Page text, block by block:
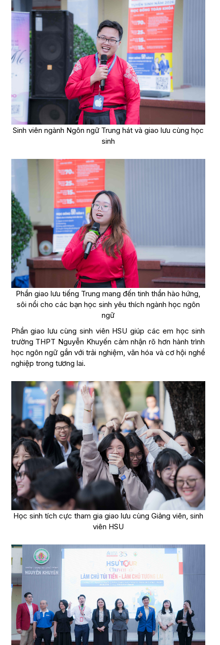
Sinh viên ngành Ngôn ngữ Trung hát và giao lưu cùng học
sinh
Phần giao lưu tiếng Trung mang đến tinh thần hào hứng,
sôi nổi cho các bạn học sinh yêu thích ngành học ngôn
ngữ
Phần giao lưu cùng sinh viên HSU giúp các em học sinh
trường THPT Nguyễn Khuyến cảm nhận rõ hơn hành trình
học ngôn ngữ gắn với trải nghiệm, văn hóa và cơ hội nghề
nghiệp trong tương lai.
Học sinh tích cực tham gia giao lưu cùng Giảng viên, sinh
viên HSU